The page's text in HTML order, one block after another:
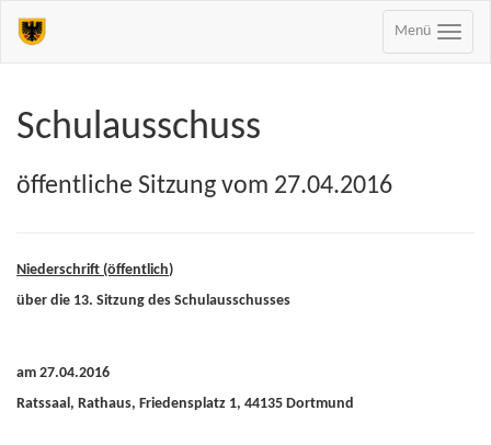
Menü
Schulausschuss
öffentliche Sitzung vom 27.04.2016
Niederschrift (öffentlich)
über die 13. Sitzung des Schulausschusses
am 27.04.2016
Ratssaal, Rathaus, Friedensplatz 1, 44135 Dortmund